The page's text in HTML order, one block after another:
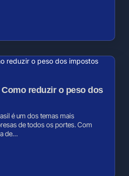
reduzir o peso dos
é um dos temas mais
de todos os portes. Com
de…